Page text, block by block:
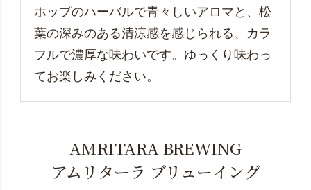
ホップのハーバルで青々しいアロマと、松
葉の深みのある清涼感を感じられる、カラ
フルで濃厚な味わいです。ゆっくり味わっ
てお楽しみください。
AMRITARA BREWING
アムリターラ ブリューイング